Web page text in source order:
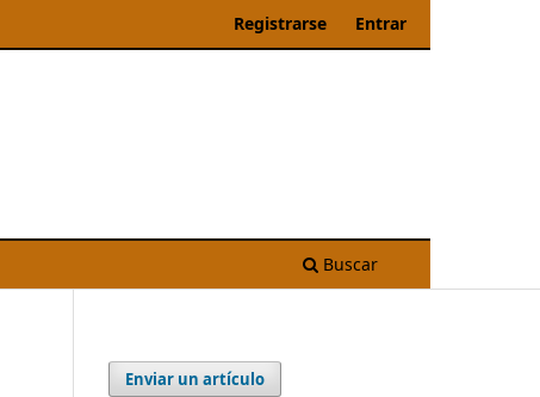
Buscar
Registrarse Entrar
Enviar un artículo